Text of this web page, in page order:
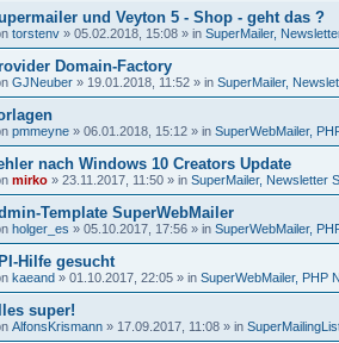
und Veyton 5 - Shop - geht das ?
torstenv » 05.02.2018, 15:08 » in SuperMailer,
Domain-Factory
GJNeuber » 19.01.2018, 11:52 » in SuperMailer,
pmmeyne » 06.01.2018, 15:12 » in SuperWebMailer,
nach Windows 10 Creators Update
mirko » 23.11.2017, 11:50 » in SuperMailer, Newsletter
Template SuperWebMailer
holger_es » 05.10.2017, 17:56 » in SuperWebMailer,
Hilfe gesucht
kaeand » 01.10.2017, 22:05 » in SuperWebMailer, PHP
super!
AlfonsKrismann » 17.09.2017, 11:08 » in